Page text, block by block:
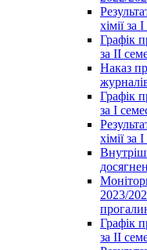
хімії за
Графік
за ІІ
Наказ
Графік
за І
хімії за
2023/
Графік
за ІІ